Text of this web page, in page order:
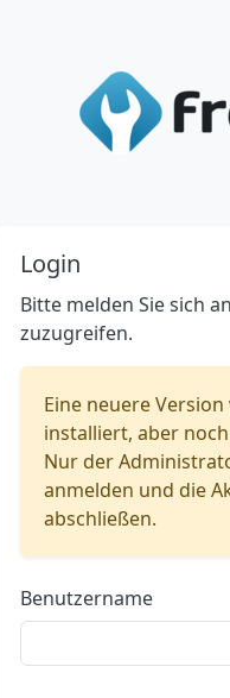
Login
Bitte melden Sie sich
zuzugreifen.
Eine neuere
installiert, aber
Nur der
anmelden und die
abschließen.
Benutzername